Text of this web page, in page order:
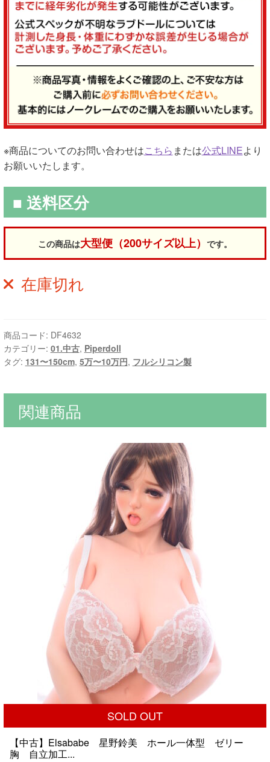
※商品についてのお問い合わせはこちら または公式LINEより
お願いいたします。
■ 送料区分
この商品は大型便（200サイズ以上） です。
在庫切れ
商品コード: DF4632
カテゴリー: 01.中古, Piperdoll
タグ: 131〜150cm, 5万〜10万円, フルシリコン製
関連商品
SOLD OUT
【中古】Elsababe 星野鈴美 ホール一体型 ゼリー
胸 自立加工...